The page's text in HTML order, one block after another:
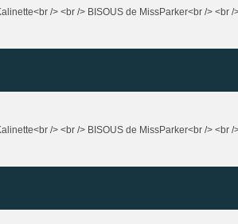
/> <br /> BISOUS de MissParker<br /> <br /
/> <br /> BISOUS de MissParker<br /> <br /